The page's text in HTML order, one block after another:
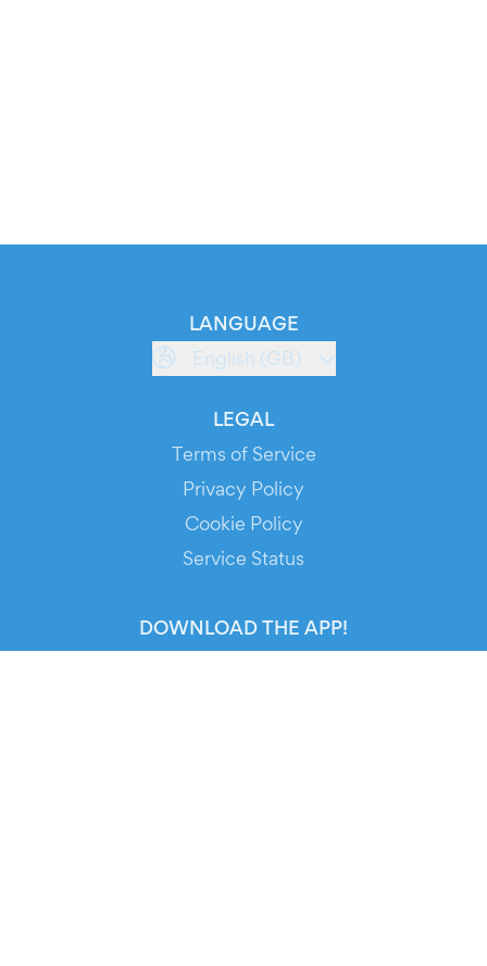
LANGUAGE
English (GB)
LEGAL
Terms of Service
Privacy Policy
Cookie Policy
Service Status
DOWNLOAD THE APP!